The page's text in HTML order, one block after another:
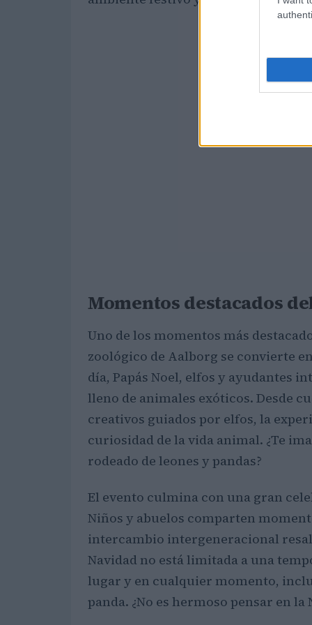
Momentos destacados
Uno de los momentos más
zoológico de Aalborg se convierte
día, Papás Noel, elfos y ayudantes
lleno de animales exóticos. Desde
creativos guiados por elfos, la
curiosidad de la vida animal. ¿Te
rodeado de leones y pandas?
El evento culmina con una gran
Niños y abuelos comparten
intercambio intergeneracional
Navidad no está limitada a una
lugar y en cualquier momento,
panda. ¿No es hermoso pensar en